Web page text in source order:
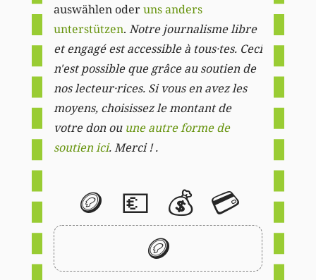
auswählen oderuns anders
unterstützen. Notre journalisme libre
et engagé est accessible à tous·tes. Ceci
n'est possible que grâce au soutien de
nos lecteur·rices. Si vous en avez les
moyens, choisissez le montant de
votre don ou une autre forme de
soutien ici. Merci ! .
🪙 💶 💰 💳
🪙